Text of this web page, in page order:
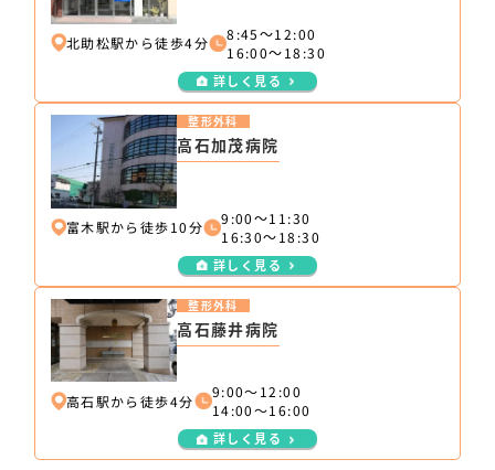
北助松駅から徒歩4分
8:45～12:00
16:00～18:30
詳しく見る
高石加茂病院
整形外科
富木駅から徒歩10分
9:00～11:30
16:30～18:30
詳しく見る
高石藤井病院
整形外科
高石駅から徒歩4分
9:00〜12:00
14:00〜16:00
詳しく見る